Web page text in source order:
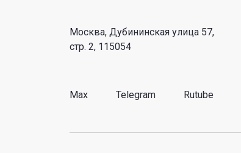
Москва, Дубининская улица 57,
стр. 2, 115054
Max Telegram Rutube